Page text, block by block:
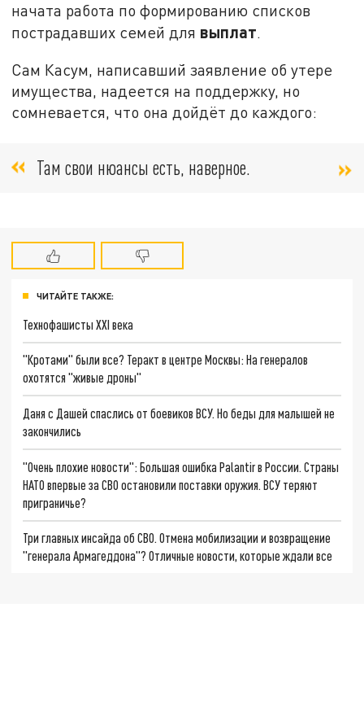
начата работа по формированию списков
пострадавших семей для выплат.
Сам Касум, написавший заявление об утере
имущества, надеется на поддержку, но
сомневается, что она дойдёт до каждого:
Там свои нюансы есть, наверное.
ЧИТАЙТЕ ТАКЖЕ:
Технофашисты XXI века
"Кротами" были все? Теракт в центре Москвы: На генералов
охотятся "живые дроны"
Даня с Дашей спаслись от боевиков ВСУ. Но беды для малышей не
закончились
"Очень плохие новости": Большая ошибка Palantir в России. Страны
НАТО впервые за СВО остановили поставки оружия. ВСУ теряют
приграничье?
Три главных инсайда об СВО. Отмена мобилизации и возвращение
"генерала Армагеддона"? Отличные новости, которые ждали все